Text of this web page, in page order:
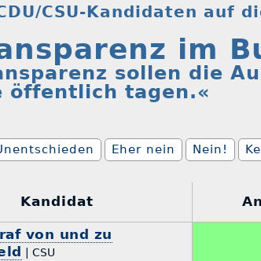
CSU-Kandidaten auf
im
sollen die
öffentlich tagen.«
Eher nein Nein!
Kandidat
von und zu
| CSU